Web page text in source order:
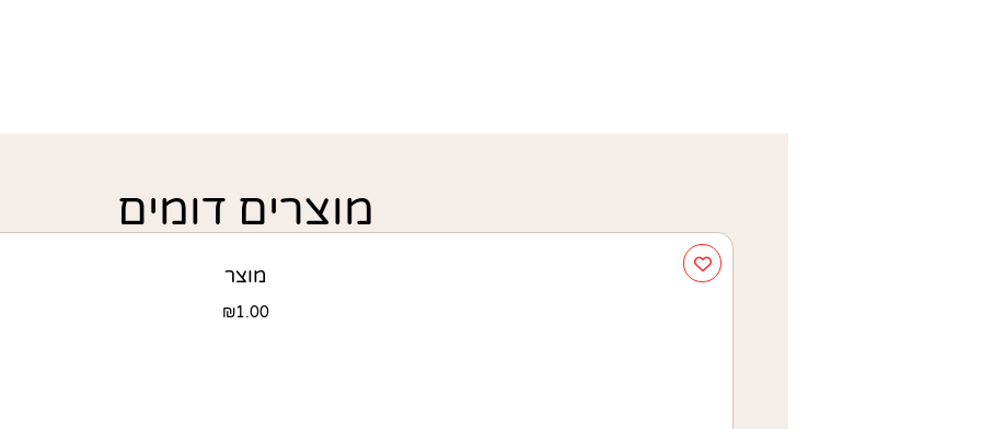
מוצרים דומים
מוצר
₪1.00